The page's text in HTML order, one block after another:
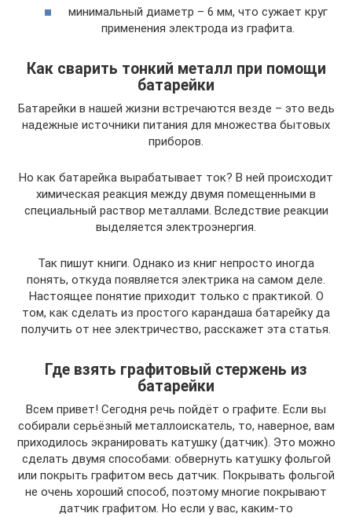
минимальный диаметр – 6 мм, что сужает круг
применения электрода из графита.
Как сварить тонкий металл при помощи
батарейки
Батарейки в нашей жизни встречаются везде – это ведь
надежные источники питания для множества бытовых
приборов.
Но как батарейка вырабатывает ток? В ней происходит
химическая реакция между двумя помещенными в
специальный раствор металлами. Вследствие реакции
выделяется электроэнергия.
Так пишут книги. Однако из книг непросто иногда
понять, откуда появляется электрика на самом деле.
Настоящее понятие приходит только с практикой. О
том, как сделать из простого карандаша батарейку да
получить от нее электричество, расскажет эта статья.
Где взять графитовый стержень из
батарейки
Всем привет! Сегодня речь пойдёт о графите. Если вы
собирали серьёзный металлоискатель, то, наверное, вам
приходилось экранировать катушку (датчик). Это можно
сделать двумя способами: обвернуть катушку фольгой
или покрыть графитом весь датчик. Покрывать фольгой
не очень хороший способ, поэтому многие покрывают
датчик графитом. Но если у вас, каким-то